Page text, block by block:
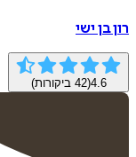
רון בן ישי
4.6
(
42 ביקורות)